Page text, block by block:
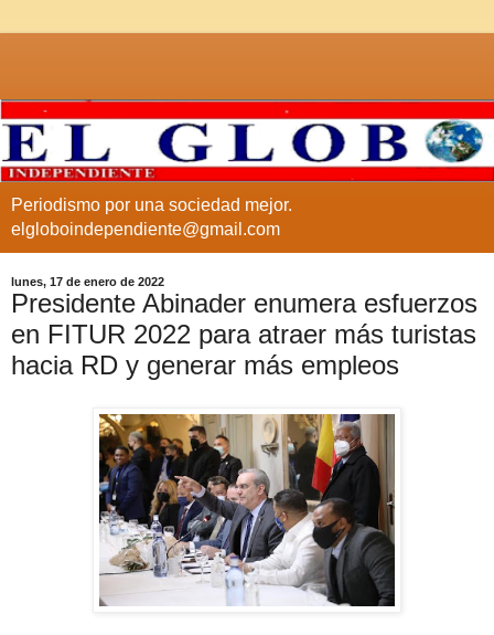
Periodismo por una sociedad mejor.
elgloboindependiente@gmail.com
lunes, 17 de enero de 2022
Presidente Abinader enumera esfuerzos
en FITUR 2022 para atraer más turistas
hacia RD y generar más empleos